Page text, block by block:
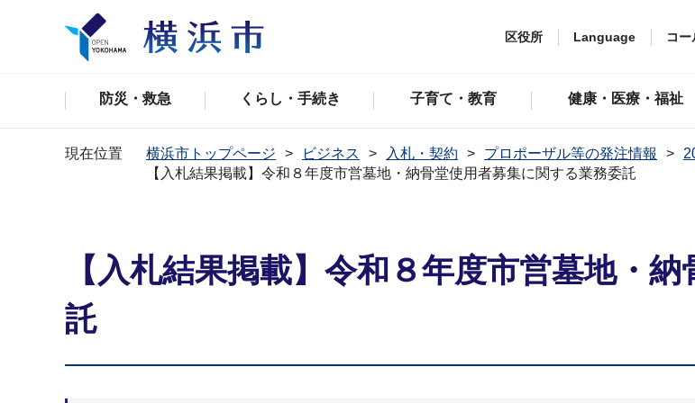
区役所 Language コ
防災・救急 くらし・手続き 子育て・教育 健康・医療・福祉
現在位置 横浜市トップページ ビジネス 入札・契約 プロポーザル等の発注情報
【入札結果掲載】令和８年度市営墓地・納骨堂使用者募集に関する業務委託
【入札結果掲載】令和８年度市営墓地・
託